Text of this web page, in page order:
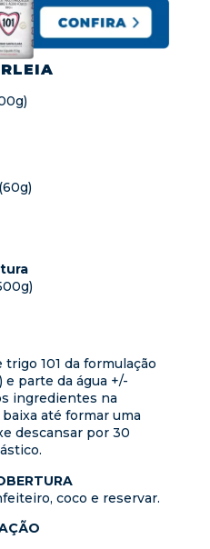
101 da formulação
parte da água +/-
ingredientes na
até formar uma
descansar por 30
coco e reservar.